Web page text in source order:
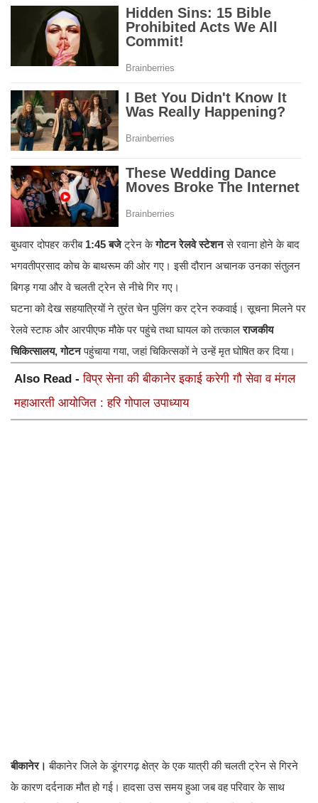
बुधवार दोपहर करीब 1:45 बजेट्रेन केगोटन रेलवे स्टेशनसे रवाना होने के बाद
भगवतीप्रसाद कोच के बाथरूम की ओर गए। इसी दौरान अचानक उनका संतुलन
बिगड़ गया और वे चलती ट्रेन से नीचे गिर गए।
घटना को देख सहयात्रियों ने तुरंत चेन पुलिंग कर ट्रेन रुकवाई। सूचना मिलने पर
रेलवे स्टाफ और आरपीएफ मौके पर पहुंचे तथा घायल को तत्कालराजकीय
चिकित्सालय, गोटनपहुंचाया गया, जहां चिकित्सकों ने उन्हें मृत घोषित कर दिया।
Also Read -विप्र सेना की बीकानेर इकाई करेगी गौ सेवा व मंगल
महाआरती आयोजित : हरि गोपाल उपाध्याय
बीकानेर। बीकानेर जिले के डूंगरगढ़ क्षेत्र के एक यात्री की चलती ट्रेन से गिरने
के कारण दर्दनाक मौत हो गई। हादसा उस समय हुआ जब वह परिवार के साथ